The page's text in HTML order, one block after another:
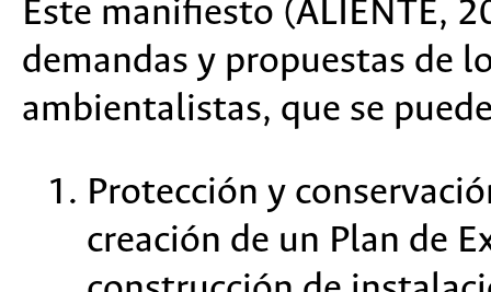
Este manifiesto (ALIENTE,
demandas y propuestas de
ambientalistas, que se
Protección y
creación de un Plan de